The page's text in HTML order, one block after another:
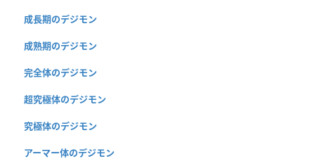
成長期のデジモン
成熟期のデジモン
完全体のデジモン
超究極体のデジモン
究極体のデジモン
アーマー体のデジモン